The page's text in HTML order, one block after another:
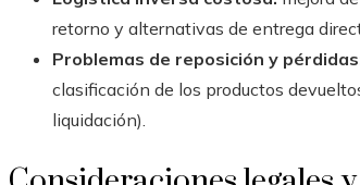
retorno y alternativas de entrega
Problemas de reposición y
clasificación de los productos
liquidación).